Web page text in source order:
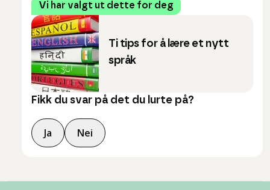
Vi har valgt ut dette for deg
Ti tips for å lære et nytt
språk
Fikk du svar på det du lurte på?
Ja Nei